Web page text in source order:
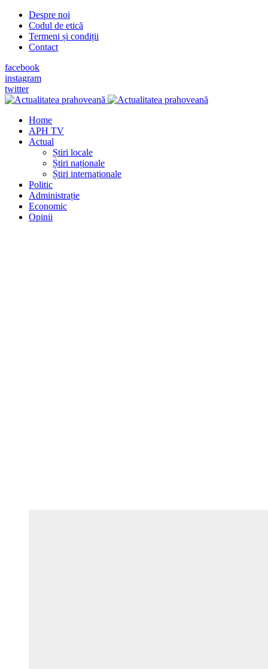
Despre noi
Codul de etică
Termeni și condiții
Contact
facebook
instagram
twitter
Home
APH TV
Actual
Știri locale
Știri naționale
Știri internaționale
Politic
Administrație
Economic
Opinii